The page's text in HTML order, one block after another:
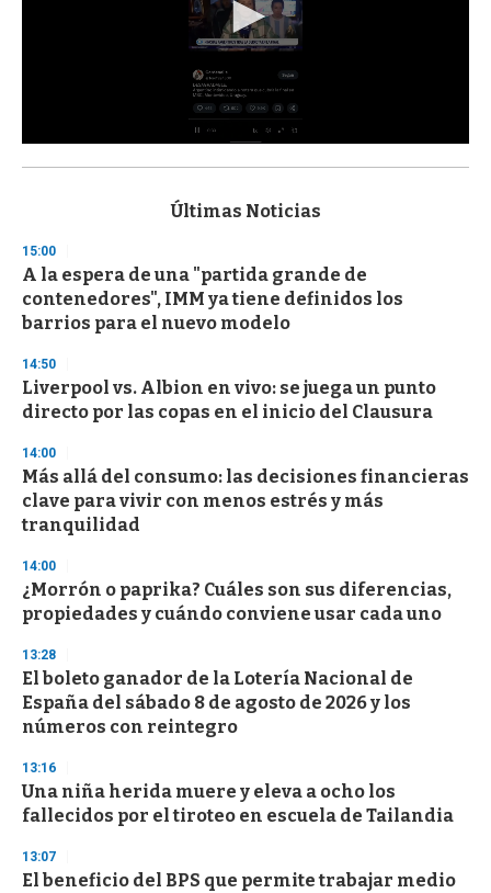
s
d
s
o
f
3
s
e
c
o
d
s
Últimas Noticias
15:00
A la espera de una "partida grande de
contenedores", IMM ya tiene definidos los
barrios para el nuevo modelo
14:50
Liverpool vs. Albion en vivo: se juega un punto
directo por las copas en el inicio del Clausura
14:00
Más allá del consumo: las decisiones financieras
clave para vivir con menos estrés y más
tranquilidad
14:00
¿Morrón o paprika? Cuáles son sus diferencias,
propiedades y cuándo conviene usar cada uno
13:28
El boleto ganador de la Lotería Nacional de
España del sábado 8 de agosto de 2026 y los
números con reintegro
13:16
Una niña herida muere y eleva a ocho los
fallecidos por el tiroteo en escuela de Tailandia
13:07
El beneficio del BPS que permite trabajar medio